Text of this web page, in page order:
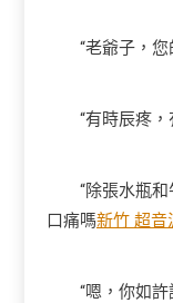
“老爺子，您
“有時辰疼，
“除張水瓶和
口痛嗎新竹 超音
“嗯，你如許